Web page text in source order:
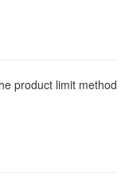
product limit method